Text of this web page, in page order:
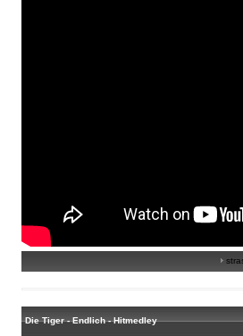
Die Tiger - Endlich - Hitmedley